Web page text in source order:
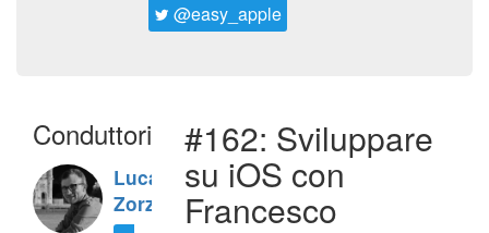
@easy_apple
Conduttori
Luca
Zorzi
#162: Sviluppare
su iOS con
Francesco